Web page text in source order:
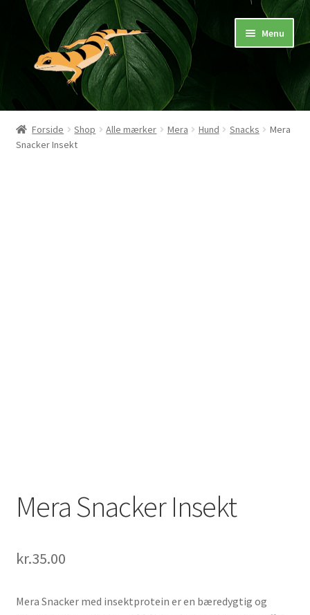
Spring
navigation
Spring
indhold
Menu
Hjem
Butik
Forside Shop Alle mærker Mera Hund Snacks
Mera
Snacker Insekt
Mera Snacker Insekt
kr.35.00
Mera Snacker med insektprotein er en bæredygtig og